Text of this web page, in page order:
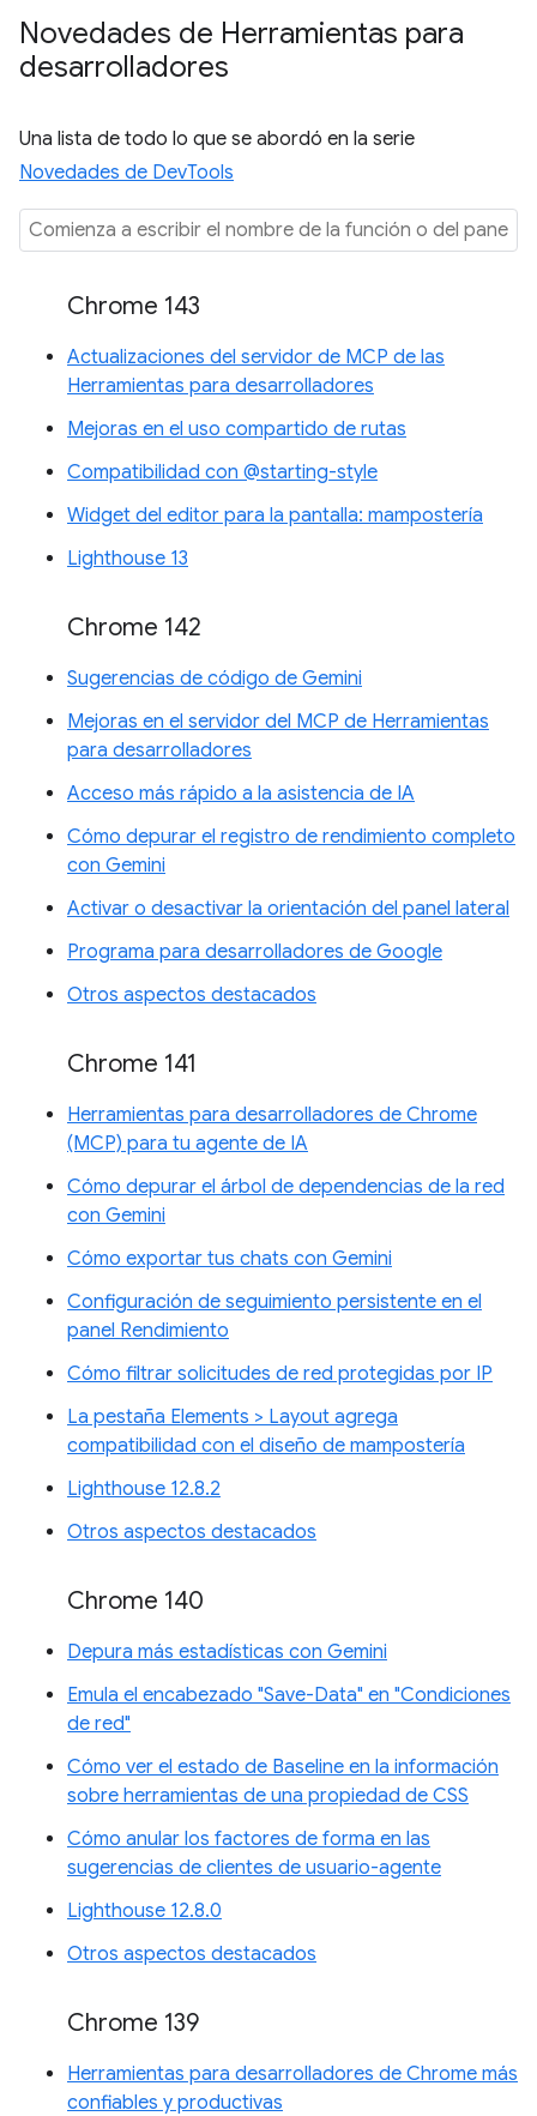
Novedades de Herramientas para
desarrolladores
Una lista de todo lo que se abordó en la serie
Novedades de DevTools
Chrome 143
Actualizaciones del servidor de MCP de las
Herramientas para desarrolladores
Mejoras en el uso compartido de rutas
Compatibilidad con @starting-style
Widget del editor para la pantalla: mampostería
Lighthouse 13
Chrome 142
Sugerencias de código de Gemini
Mejoras en el servidor del MCP de Herramientas
para desarrolladores
Acceso más rápido a la asistencia de IA
Cómo depurar el registro de rendimiento completo
con Gemini
Activar o desactivar la orientación del panel lateral
Programa para desarrolladores de Google
Otros aspectos destacados
Chrome 141
Herramientas para desarrolladores de Chrome
(MCP) para tu agente de IA
Cómo depurar el árbol de dependencias de la red
con Gemini
Cómo exportar tus chats con Gemini
Configuración de seguimiento persistente en el
panel Rendimiento
Cómo filtrar solicitudes de red protegidas por IP
La pestaña Elements > Layout agrega
compatibilidad con el diseño de mampostería
Lighthouse 12.8.2
Otros aspectos destacados
Chrome 140
Depura más estadísticas con Gemini
Emula el encabezado "Save-Data" en "Condiciones
de red"
Cómo ver el estado de Baseline en la información
sobre herramientas de una propiedad de CSS
Cómo anular los factores de forma en las
sugerencias de clientes de usuario-agente
Lighthouse 12.8.0
Otros aspectos destacados
Chrome 139
Herramientas para desarrolladores de Chrome más
confiables y productivas